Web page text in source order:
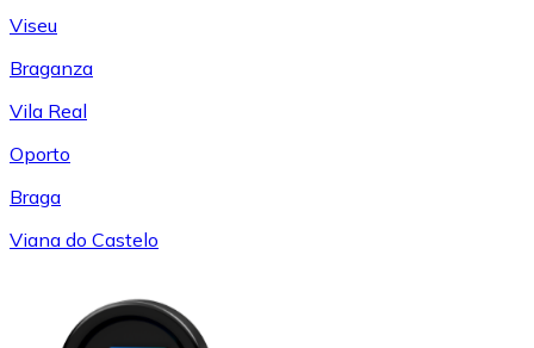
Viseu
Braganza
Vila Real
Oporto
Braga
Viana do Castelo